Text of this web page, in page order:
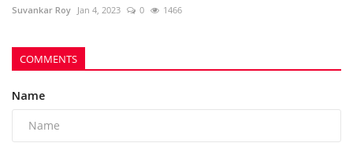
Suvankar Roy Jan 4, 2023 0 1466
COMMENTS
Name